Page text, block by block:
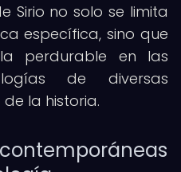
Sirio no solo se limita
específica, sino que
perdurable en las
de diversas
la historia.